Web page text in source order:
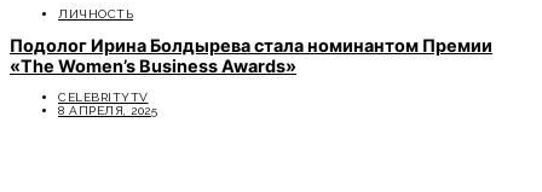
ЛИЧНОСТЬ
Подолог Ирина Болдырева стала номинантом Премии
«The Women’s Business Awards»
CELEBRITYTV
8 АПРЕЛЯ, 2025